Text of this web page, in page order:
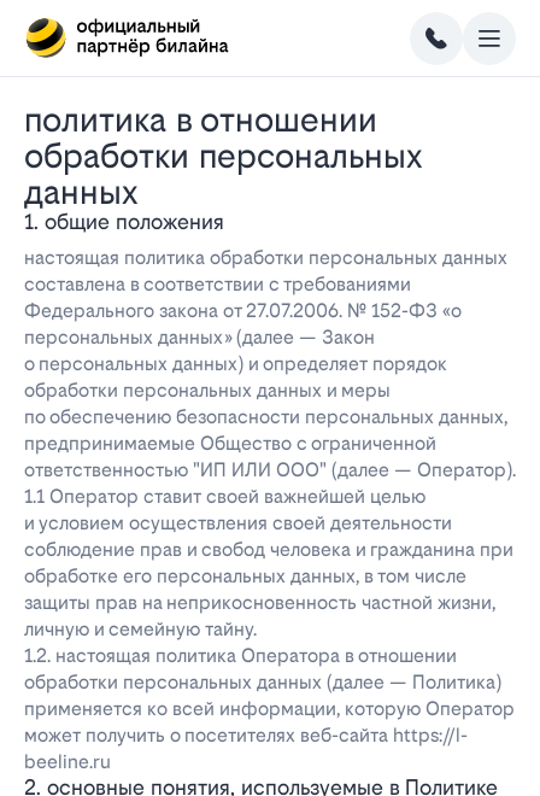
политика в отношении
обработки персональных
данных
1. общие положения
настоящая политика обработки персональных данных
составлена в соответствии с требованиями
Федерального закона от 27.07.2006. № 152-ФЗ «о
персональных данных» (далее — Закон
о персональных данных) и определяет порядок
обработки персональных данных и меры
по обеспечению безопасности персональных данных,
предпринимаемые Общество с ограниченной
ответственностью "ИП ИЛИ ООО" (далее — Оператор).
1.1 Оператор ставит своей важнейшей целью
и условием осуществления своей деятельности
соблюдение прав и свобод человека и гражданина при
обработке его персональных данных, в том числе
защиты прав на неприкосновенность частной жизни,
личную и семейную тайну.
1.2. настоящая политика Оператора в отношении
обработки персональных данных (далее — Политика)
применяется ко всей информации, которую Оператор
может получить о посетителях веб-сайта https://l-
beeline.ru
2. основные понятия, используемые в Политике